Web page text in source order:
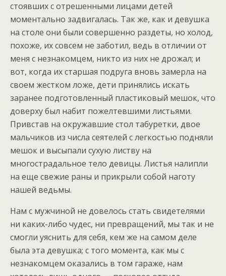
стоявших с отрешенными лицами детей
моментально задвигалась. Так же, как и девушка
на столе они были совершенно раздеты, но холод,
похоже, их совсем не заботил, ведь в отличии от
меня с незнакомцем, никто из них не дрожал; и
вот, когда их старшая подруга вновь замерла на
своем жестком ложе, дети принялись искать
заранее подготовленный пластиковый мешок, что
доверху был набит пожелтевшими листьями.
Привстав на окружавшие стол табуретки, двое
мальчиков из числа сеятелей с легкостью подняли
мешок и высыпали сухую листву на
многострадальное тело девицы. Листья налипли
на еще свежие раны и прикрыли собой наготу
нашей ведьмы.
Нам с мужчиной не довелось стать свидетелями
ни каких-либо чудес, ни превращений, мы так и не
смогли уяснить для себя, кем же на самом деле
была эта девушка; с того момента, как мы с
незнакомцем оказались в том гараже, нам